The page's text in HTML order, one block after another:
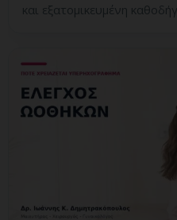
και εξατομικευμένη